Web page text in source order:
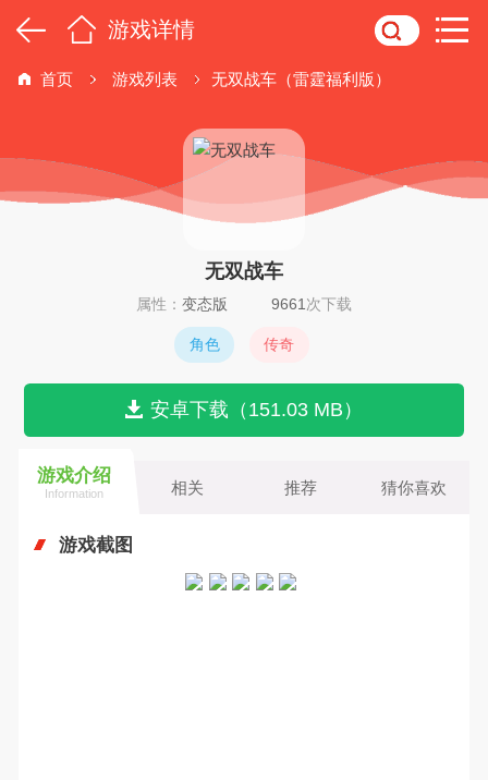
游戏详情
首页 游戏列表 无双战车（雷霆福利版）
无双战车
属性： 变态版 9661 次下载
角色 传奇
安卓下载（151.03 MB）
游戏介绍
Information 相关 推荐 猜你喜欢
游戏截图